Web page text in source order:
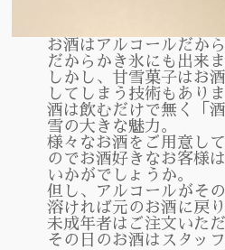
お酒はアルコールだか
だからかき氷にも出来ま
しかし、甘雪菓子はお
してしまう技術もありま
酒は飲むだけで無く「
雪の大きな魅力。
様々なお酒をご用意し
のでお酒好きなお客様
いかがでしょうか。
但し、アルコールがそ
溶ければ元のお酒に戻り
未成年者はご注文いただ
その日のお酒はスタッ